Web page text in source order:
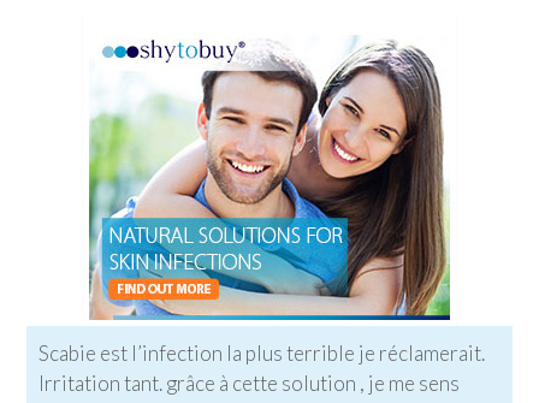
Scabie est l’infection la plus terrible je réclamerait.
Irritation tant. grâce à cette solution , je me sens